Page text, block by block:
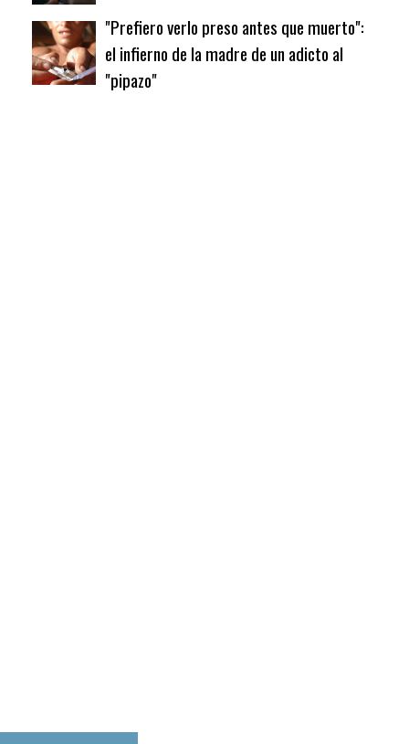
"Prefiero verlo preso antes que muerto":
el infierno de la madre de un adicto al
"pipazo"